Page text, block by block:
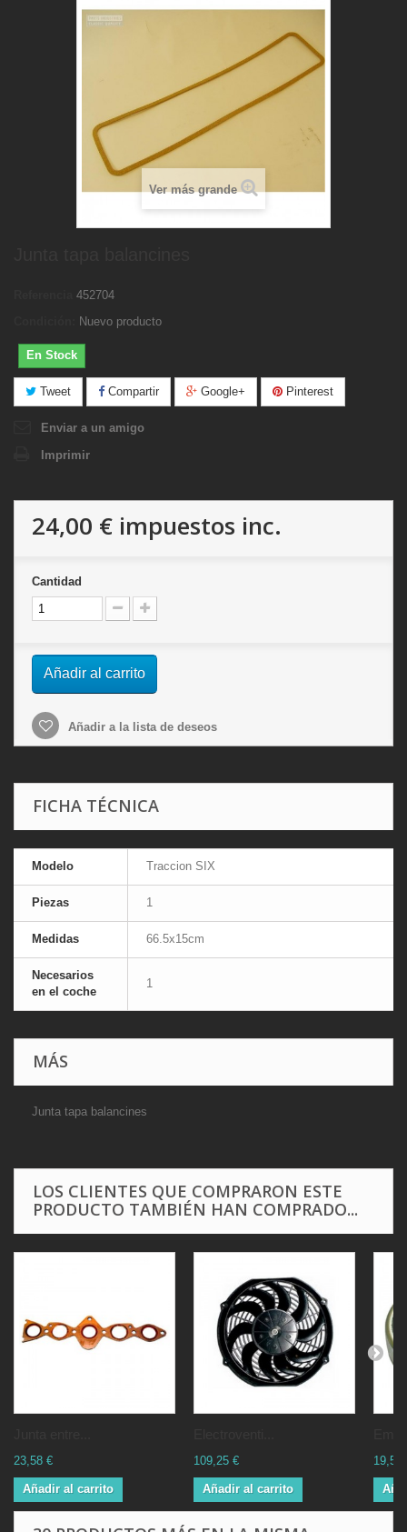
Ver más grande
452704
Nuevo producto
En Stock
Tweet Compartir Google+ Pinterest
Enviar a un amigo
Imprimir
24,00 € impuestos inc.
Cantidad
Añadir al carrito
Añadir a la lista de deseos
FICHA TÉCNICA
Modelo Traccion SIX
Piezas 1
Medidas 66.5x15cm
Necesarios
en el coche
1
MÁS
Junta tapa balancines
LOS CLIENTES QUE COMPRARON ESTE
PRODUCTO TAMBIÉN HAN COMPRADO...
23,58 €
Añadir al carrito
109,25 €
Añadir al carrito
19,55